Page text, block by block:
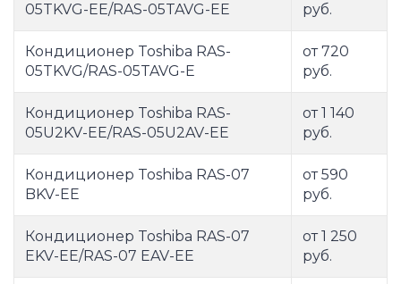
05TKVG-EE/RAS-05TAVG-EE
руб.
Кондиционер Toshiba RAS-
05TKVG/RAS-05TAVG-E
от 720
руб.
Кондиционер Toshiba RAS-
05U2KV-EE/RAS-05U2AV-EE
от 1 140
руб.
Кондиционер Toshiba RAS-07
BKV-EE
от 590
руб.
Кондиционер Toshiba RAS-07
EKV-EE/RAS-07 EAV-EE
от 1 250
руб.